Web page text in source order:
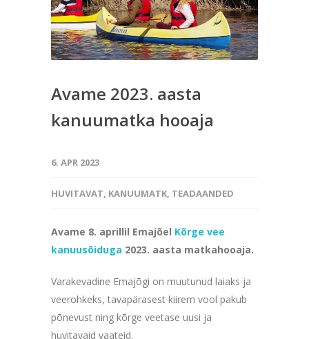
Avame 2023. aasta
kanuumatka hooaja
6. APR 2023
HUVITAVAT, KANUUMATK, TEADAANDED
Avame 8. aprillil Emajõel Kõrge vee
kanuusõiduga 2023. aasta matkahooaja.
Varakevadine Emajõgi on muutunud laiaks ja
veerohkeks, tavapärasest kiirem vool pakub
põnevust ning kõrge veetase uusi ja
huvitavaid vaateid.